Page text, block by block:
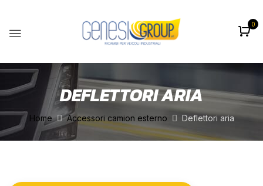
0
DEFLETTORI ARIA
Home Accessori camion esterno Deflettori aria